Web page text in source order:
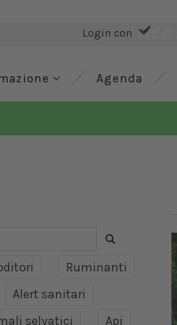
Login con
Agenda
Ruminanti
Alert sanitari
selvatici
Api